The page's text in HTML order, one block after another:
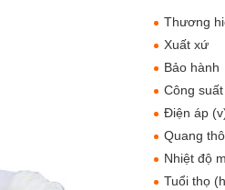
Thương
Xuất xứ
Bảo hành
Công
Điện áp
Quang
Nhiệt độ
Tuổi thọ